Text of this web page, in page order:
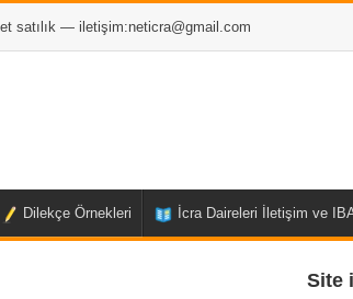
satılık — iletişim:neticra@gmail.com
Dilekçe Örnekleri İcra Daireleri İletişim ve
Site